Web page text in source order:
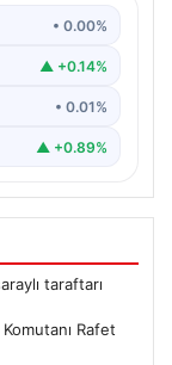
• 0.00%
▲ +0.14%
• 0.01%
▲ +0.89%
taraftarı
Rafet